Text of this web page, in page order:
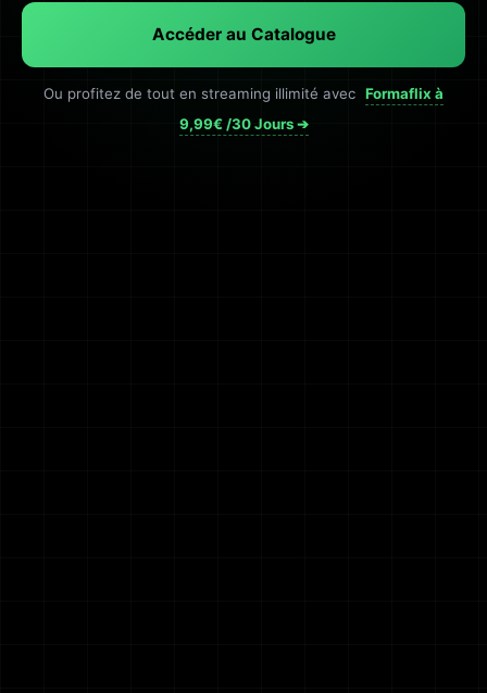
Accéder au Catalogue
Ou profitez de tout en streaming illimité avec Formaflix à
9,99€ /30 Jours ➔